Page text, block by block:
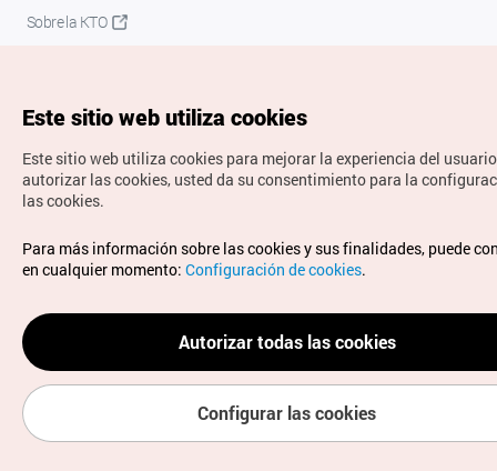
Sobre la KTO
Copyrights © Organización de Turismo de Corea. Todos los
derechos reservados.
Para informes de errores y cuestiones relacionadas con el
sitio web, dirija sus consultas al correoelectrónico oficial:
spanish@knto.or.kr
Este sitio web utiliza cookies
Este sitio web utiliza cookies para mejorar la experiencia del
autorizar las cookies, usted da su consentimiento para la
las cookies.
Para más información sobre las cookies y sus finalidades, puede
en cualquier momento: Configuración de cookies.
Autorizar todas las cookies
Configurar las cookies